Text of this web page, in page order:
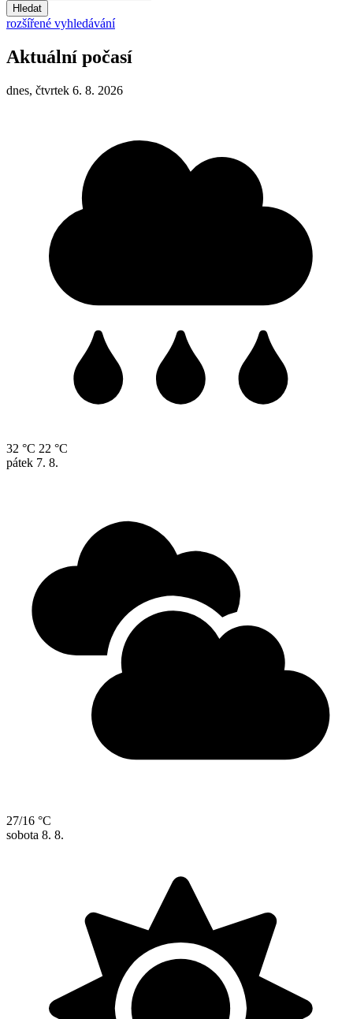
Hledat
rozšířené vyhledávání
Aktuální počasí
dnes, čtvrtek 6. 8. 2026
32 °C 22 °C
pátek 7. 8.
27/16 °C
sobota 8. 8.